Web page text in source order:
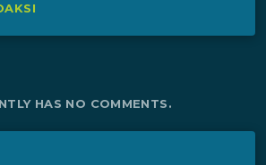
HAS NO COMMENTS.